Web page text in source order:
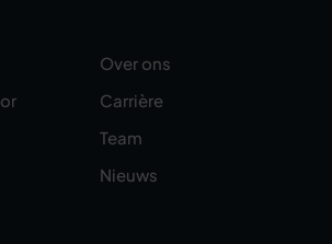
Over ons
Carrière
Team
Nieuws